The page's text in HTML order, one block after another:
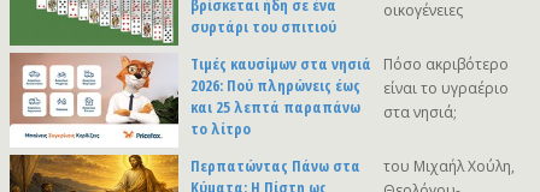
βρίσκεται ήδη σε ένα
συρτάρι του σπιτιού
οικογένειες
Τιμές καυσίμων στα νησιά
2026: Πού πληρώνεις έως
και 25 λεπτά παραπάνω
το λίτρο
Πόσο ακριβότερο
είναι το υγραέριο
στα νησιά;
Περπατώντας Πάνω στα
Κύματα: Η Πίστη ως
του Μιχαήλ Χούλη,